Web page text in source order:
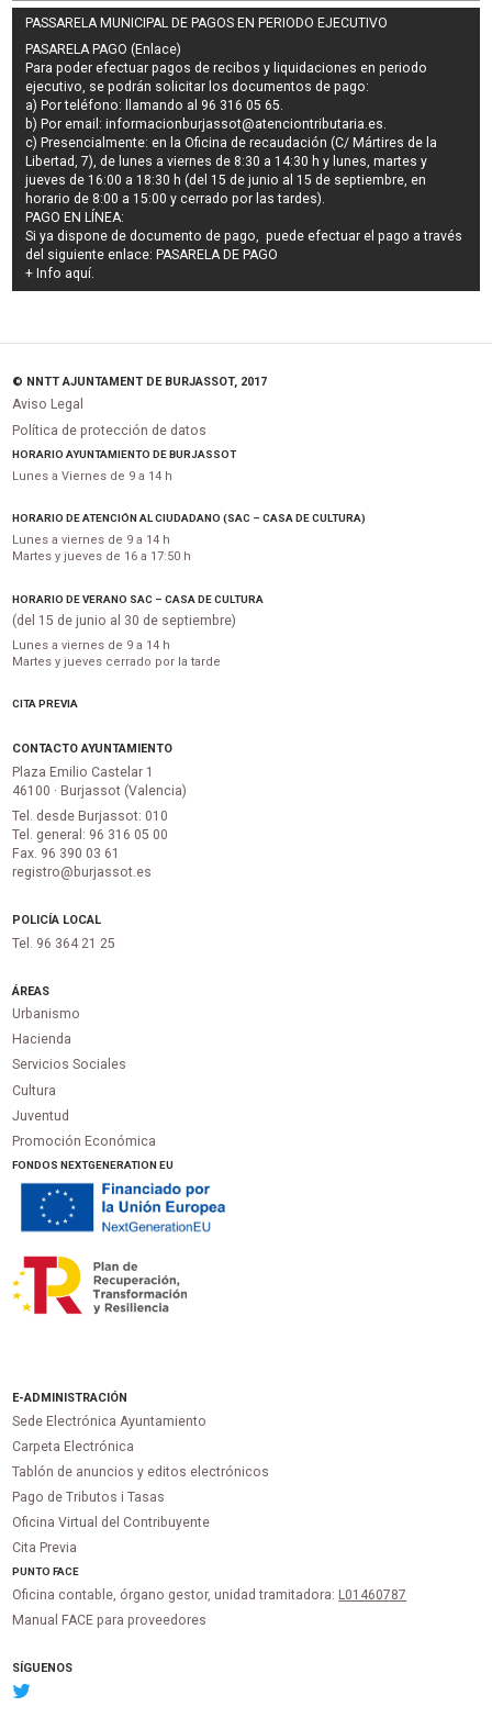
PASSARELA MUNICIPAL DE PAGOS EN PERIODO EJECUTIVO
PASARELA PAGO (Enlace)
Para poder efectuar pagos derecibos y liquidaciones en periodo
ejecutivo , se podrán solicitar los documentos de pago:
a) Por teléfono: llamando al 96 316 05 65.
b) Por email:informacionburjassot@atenciontributaria.es
c) Presencialmente: en la Oficina de recaudación (C/ Mártires de la
Libertad, 7), de lunes a viernes de 8:30 a 14:30 h y lunes, martes y
jueves de 16:00 a 18:30 h (del 15 de junio al 15 de septiembre, en
horario de 8:00 a 15:00 y cerrado por las tardes).
PAGO EN LÍNEA:
Si ya dispone de documento de pago, puede efectuar el pago a través
del siguiente enlace:PASARELA DE PAGO
+ Info aquí
© NNTT AJUNTAMENT DE BURJASSOT, 2017
Aviso Legal
Política de protección de datos
HORARIO AYUNTAMIENTO DE BURJASSOT
Lunes a Viernes de 9 a 14 h
HORARIO DE ATENCIÓN AL CIUDADANO (SAC – CASA DE CULTURA)
Lunes a viernes de 9 a 14 h
Martes y jueves de 16 a 17:50 h
HORARIO DE VERANO SAC – CASA DE CULTURA
(del 15 de junio al 30 de septiembre)
Lunes a viernes de 9 a 14 h
Martes y jueves cerrado por la tarde
CITA PREVIA
CONTACTO AYUNTAMIENTO
Plaza Emilio Castelar 1
46100 · Burjassot (Valencia)
Tel. desde Burjassot: 010
Tel. general: 96 316 05 00
Fax. 96 390 03 61
registro@burjassot.es
POLICÍA LOCAL
Tel. 96 364 21 25
ÁREAS
Urbanismo
Hacienda
Servicios Sociales
Cultura
Juventud
Promoción Económica
FONDOS NEXTGENERATION EU
E-ADMINISTRACIÓN
Sede Electrónica Ayuntamiento
Carpeta Electrónica
Tablón de anuncios y editos electrónicos
Pago de Tributos i Tasas
Oficina Virtual del Contribuyente
Cita Previa
PUNTO FACE
Oficina contable, órgano gestor, unidad tramitadora: L01460787
Manual FACE para proveedores
SÍGUENOS